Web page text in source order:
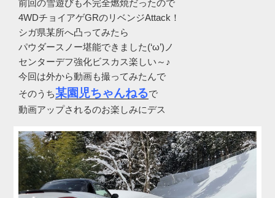
前回の雪遊びも不完全燃焼だったので
4WDチョイアゲGRのリベンジAttack！
シガ県某所へ凸ってみたら
パウダースノー堪能できました(‘ω’)ノ
センターデフ強化ビスカス楽しい～♪
今回は外から動画も撮ってみたんで
そのうち某園児ちゃんねるで
動画アップされるのお楽しみにデス